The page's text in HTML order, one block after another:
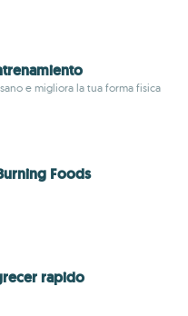
e migliora la tua forma fisica
Foods
rapido